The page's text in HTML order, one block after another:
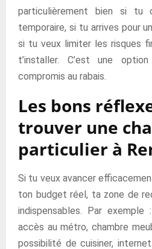
particulièrement bien si tu
temporaire, si tu arrives pour
si tu veux limiter les risques
t’installer. C’est une
compromis au rabais.
Les bons
trouver une
particulier à
Si tu veux avancer
ton budget réel, ta zone de
indispensables. Par exemple
accès au métro, chambre
possibilité de cuisiner,